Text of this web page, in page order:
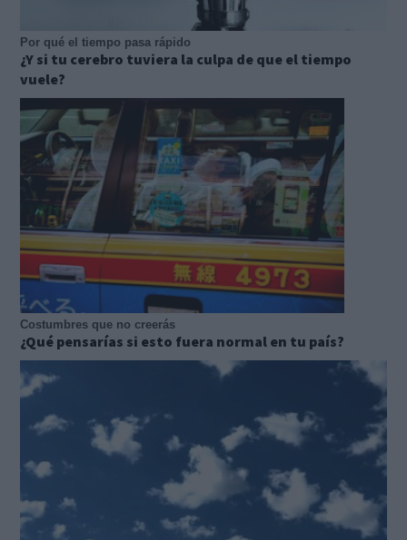
Por qué el tiempo pasa rápido
¿Y si tu cerebro tuviera la culpa de que el tiempo
vuele?
Costumbres que no creerás
¿Qué pensarías si esto fuera normal en tu país?